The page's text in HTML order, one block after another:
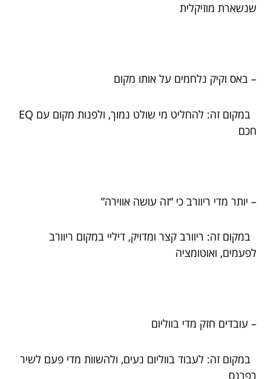
שנשארת מוזיקלית
– באס וקיק נלחמים על אותו מקום
במקום זה: להחליט מי שולט נמוך, ולפנות מקום עם EQ
חכם
– יותר מדי ריוורב כי “זה עושה אווירה”
במקום זה: ריוורב קצר ומדויק, דיליי במקום ריוורב
לפעמים, ואוטומציה
– עובדים חזק מדי בווליום
במקום זה: לעבוד בווליום נעים, ולהשוות מדי פעם לשיר
רפרנס